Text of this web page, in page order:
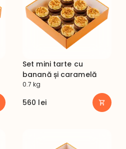
Set mini tarte cu
banană și caramelă
0.7 kg
560 lei